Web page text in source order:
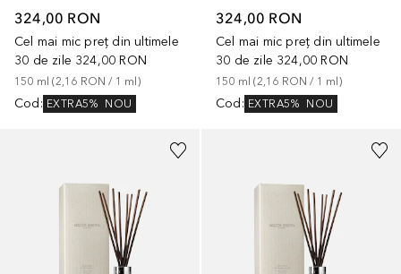
324,00 RON
Cel mai mic preț din ultimele
30 de zile 324,00 RON
150 ml (2,16 RON / 1 ml )
Cod : EXTRA5% NOU
324,00 RON
Cel mai mic preț din ultimele
30 de zile 324,00 RON
150 ml (2,16 RON / 1 ml )
Cod : EXTRA5% NOU